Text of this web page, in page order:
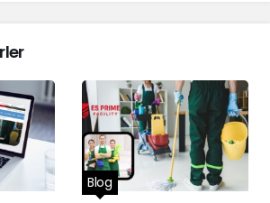
Blog